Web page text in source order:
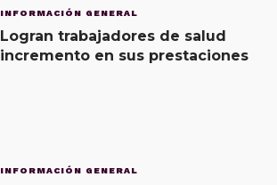
INFORMACIÓN GENERAL
Logran trabajadores de salud
incremento en sus prestaciones
INFORMACIÓN GENERAL